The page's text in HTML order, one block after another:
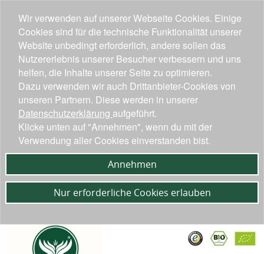
Wir verwenden auf unserer Webseite Cookies. Einige
Cookies sind für die technische Funktionalität unserer
Website unbedingt erforderlich, andere sollen das
Nutzererlebnis unserer Besucher verbessern und uns
helfen, die Inhalte unserer Seite zu optimieren.
Dazu verwenden wir auch Drittanbieter-Cookies von
unseren Partnern. Diese werden in unserer
Datenschutzerklärung aufgeführt.
Klicke unten auf "Annehmen", wenn du mit der
Verwendung aller Cookies einverstanden bist.
Annehmen
Nur erforderliche Cookies erlauben